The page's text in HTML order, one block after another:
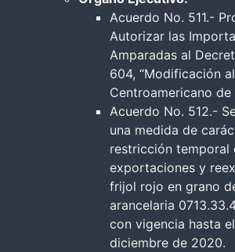
Acuerdo No. 511.-
Autorizar las
Amparadas al
604, “Modificación
Centroamericano de
Acuerdo No. 512.-
una medida de
restricción temporal
exportaciones y
frijol rojo en grano
arancelaria
con vigencia hasta
diciembre de 2020.